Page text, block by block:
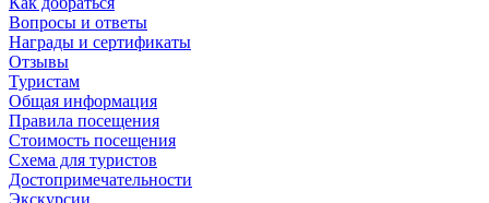
Вопросы и ответы
Награды и сертификаты
Отзывы
Туристам
Общая информация
Правила посещения
Стоимость посещения
Схема для туристов
Достопримечательности
Экскурсии